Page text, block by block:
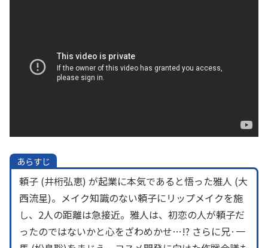
あらすじ
頼子 (井桁弘恵) が起業に本気であると悟った雅人 (大
西流星)。メイク知識のない頼子にリップメイクを施
し、2人の距離は急接近。雅人は、初恋の人が頼子だ
ったのではないかと心をざわめかせ…!? さらに兄·一